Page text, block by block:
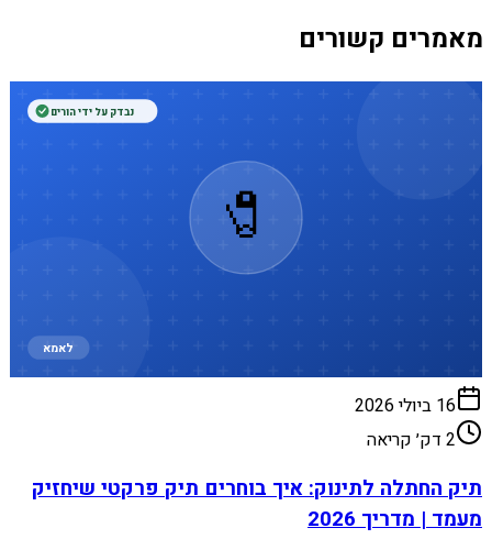
מאמרים קשורים
🧷
לאמא
נבדק על ידי הורים
16 ביולי 2026
2 דק׳ קריאה
תיק החתלה לתינוק: איך בוחרים תיק פרקטי שיחזיק
מעמד | מדריך 2026